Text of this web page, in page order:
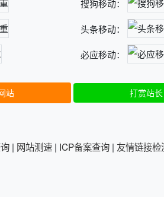
搜狗移动：
头条移动：
必应移动：
站 打赏站长
| 网站测速 | ICP备案查询 | 友情链接检